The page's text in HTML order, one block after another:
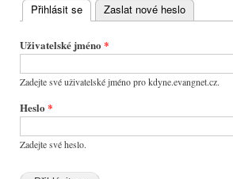
Hlavní
záložky
Přihlásit se (aktivní záložka)
Zaslat nové heslo
Uživatelské jméno *
Zadejte své uživatelské jméno pro kdyne.evangnet.cz.
Heslo *
Zadejte své heslo.